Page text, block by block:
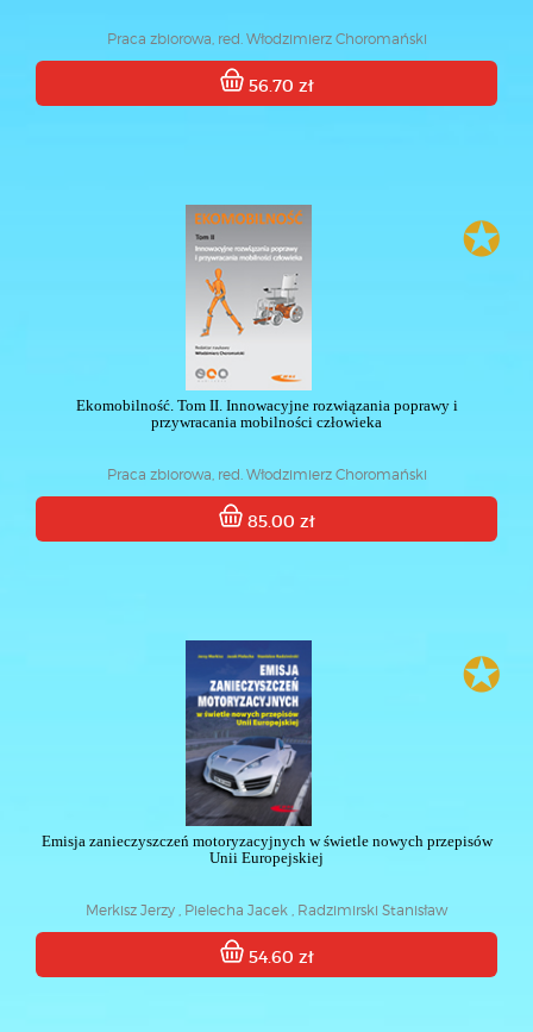
Praca zbiorowa, red. Włodzimierz Choromański
56.70 zł
✪
Ekomobilność. Tom II. Innowacyjne rozwiązania poprawy i
przywracania mobilności człowieka
Praca zbiorowa, red. Włodzimierz Choromański
85.00 zł
✪
Emisja zanieczyszczeń motoryzacyjnych w świetle nowych przepisów
Unii Europejskiej
Merkisz Jerzy , Pielecha Jacek , Radzimirski Stanisław
54.60 zł